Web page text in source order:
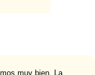
muy bien. La